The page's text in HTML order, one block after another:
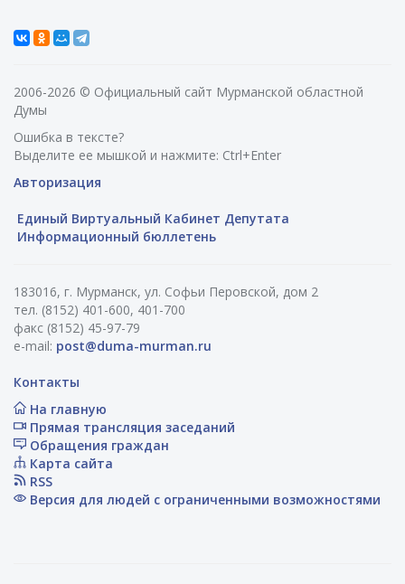
2006-2026 © Официальный сайт Мурманской областной
Думы
Ошибка в тексте?
Выделите ее мышкой и нажмите: Ctrl+Enter
Авторизация
Единый Виртуальный Кабинет Депутата
Информационный бюллетень
183016, г. Мурманск, ул. Софьи Перовской, дом 2
тел. (8152) 401-600, 401-700
факс (8152) 45-97-79
e-mail: post@duma-murman.ru
Контакты
На главную
Прямая трансляция заседаний
Обращения граждан
Карта сайта
RSS
Версия для людей с ограниченными возможностями